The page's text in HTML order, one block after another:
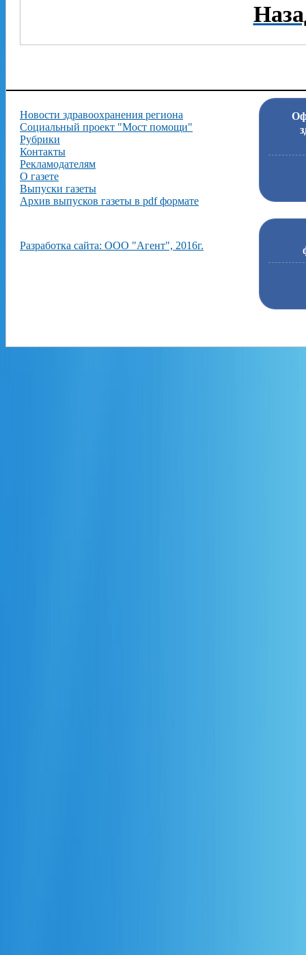
Новости здравоохранения региона
Социальный проект "Мост помощи"
Рубрики
Контакты
Рекламодателям
О газете
Выпуски газеты
Архив выпусков газеты в pdf формате
Разработка сайта: ООО "Агент", 2016г.